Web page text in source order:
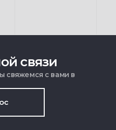
связи
свяжемся с вами в